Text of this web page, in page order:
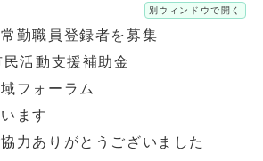
別ウィンドウで開く
勤職員登録者を募集
民活動支援補助金
フォーラム
ます
力ありがとうございました